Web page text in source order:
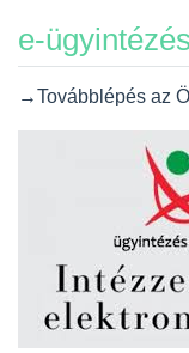
e-ügyintézés
→Továbblépés az